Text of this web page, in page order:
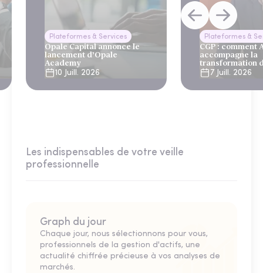
Plateformes & Services
Opale Capital annonce le
lancement d’Opale
Academy
10 Juill. 2026
Plateformes &
CGP : comment
accompagne la
transformation
7 Juill. 2026
Les indispensables de votre veille
professionnelle
Graph du jour
Chaque jour, nous sélectionnons pour vous,
professionnels de la gestion d'actifs, une
actualité chiffrée précieuse à vos analyses de
marchés.